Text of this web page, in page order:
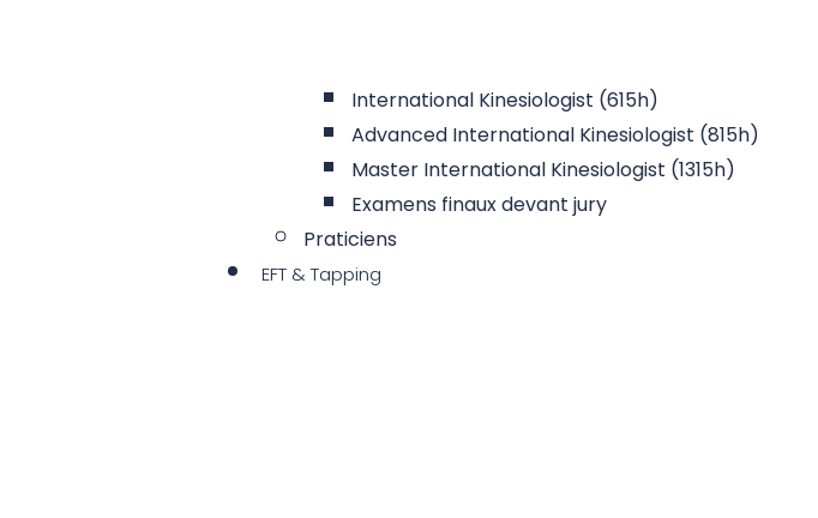
International Kinesiologist (615h)
Advanced International Kinesiologist (815h)
Master International Kinesiologist (1315h)
Examens finaux devant jury
Praticiens
EFT & Tapping